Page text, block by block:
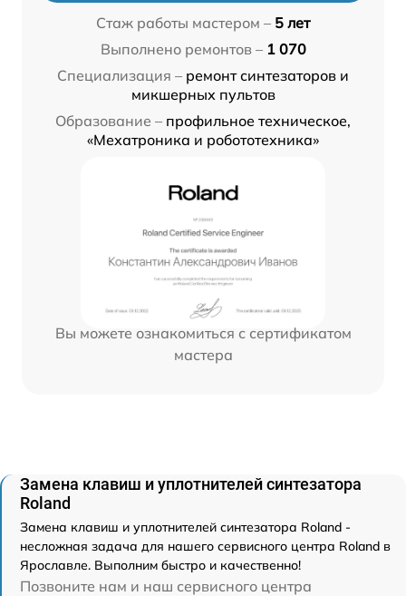
Стаж работы мастером – 5 лет
Выполнено ремонтов – 1 070
Специализация – ремонт синтезаторов и
микшерных пультов
Образование – профильное техническое,
«Мехатроника и робототехника»
Вы можете ознакомиться с сертификатом
мастера
Замена клавиш и уплотнителей синтезатора
Roland
Замена клавиш и уплотнителей синтезатора Roland -
несложная задача для нашего сервисного центра Roland в
Ярославле. Выполним быстро и качественно!
Позвоните нам и наш сервисного центра